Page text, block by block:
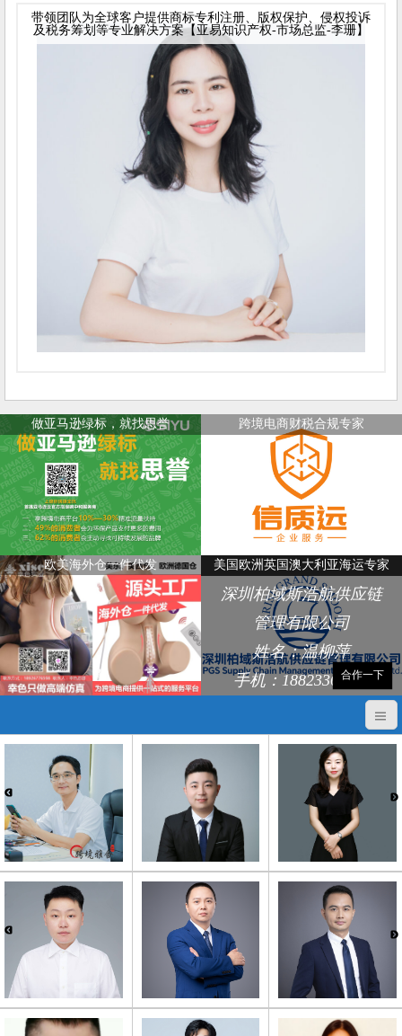
带领团队为全球客户提供商标专利注册、版权保护、侵权投诉
及税务筹划等专业解决方案【亚易知识产权-市场总监-李珊】
做亚马逊绿标，就找思誉 跨境电商财税合规专家
欧美海外仓一件代发 美国欧洲英国澳大利亚海运专家
深圳柏域斯浩航供应链
管理有限公司
姓名：温柳萍
手机：18823368248
合作一下